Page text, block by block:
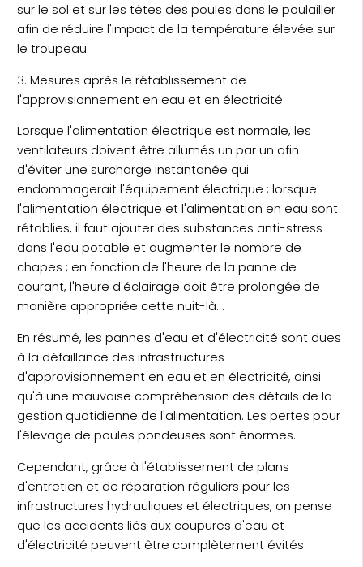
sur le sol et sur les têtes des poules dans le poulailler
afin de réduire l'impact de la température élevée sur
le troupeau.
3. Mesures après le rétablissement de
l'approvisionnement en eau et en électricité
Lorsque l'alimentation électrique est normale, les
ventilateurs doivent être allumés un par un afin
d'éviter une surcharge instantanée qui
endommagerait l'équipement électrique ; lorsque
l'alimentation électrique et l'alimentation en eau sont
rétablies, il faut ajouter des substances anti-stress
dans l'eau potable et augmenter le nombre de
chapes ; en fonction de l'heure de la panne de
courant, l'heure d'éclairage doit être prolongée de
manière appropriée cette nuit-là. .
En résumé, les pannes d'eau et d'électricité sont dues
à la défaillance des infrastructures
d'approvisionnement en eau et en électricité, ainsi
qu'à une mauvaise compréhension des détails de la
gestion quotidienne de l'alimentation. Les pertes pour
l'élevage de poules pondeuses sont énormes.
Cependant, grâce à l'établissement de plans
d'entretien et de réparation réguliers pour les
infrastructures hydrauliques et électriques, on pense
que les accidents liés aux coupures d'eau et
d'électricité peuvent être complètement évités.